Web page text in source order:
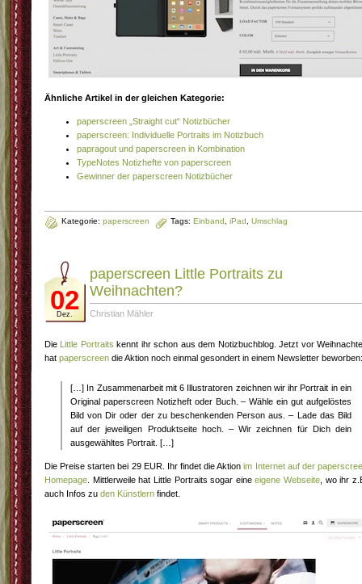
Ähnliche Artikel in der gleichen Kategorie:
paperscreen „Straight cut“ Notizbücher
paperscreen: Individuelle Portraits im Notizbuch
papragout und paperscreen in Kombination
TypeNotes Notizhefte von paperscreen
Gewinner der paperscreen Notizbücher
Kategorie: paperscreen Tags: Einband iPad Umschlag
02
Dez.
paperscreen Little Portraits zu
Weihnachten?
Christian Mähler
Die Little Portraits kennt ihr schon aus dem Notizbuchblog. Jetzt vor
hat paperscreen die Aktion noch einmal gesondert in einem Newsletter beworben:
[…] In Zusammenarbeit mit 6 Illustratoren zeichnen wir ihr Portrait in ein
Original paperscreen Notizheft oder Buch. – Wähle ein gut aufgelöstes
Bild von Dir oder der zu beschenkenden Person aus. – Lade das Bild
auf der jeweiligen Produktseite hoch. – Wir zeichnen für Dich dein
ausgewähltes Portrait. […]
Die Preise starten bei 29 EUR. Ihr findet die Aktionim Internet auf der
Homepage . Mittlerweile hat Little Portraits sogar eineeigene Webseite , wo ihr
auch Infos zu den Künstlern findet.